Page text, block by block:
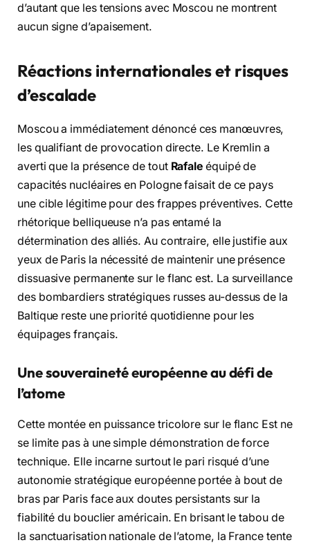
d’autant que les tensions avec Moscou ne montrent
aucun signe d’apaisement.
Réactions internationales et risques
d’escalade
Moscou a immédiatement dénoncé ces manœuvres,
les qualifiant de provocation directe. Le Kremlin a
averti que la présence de tout Rafale équipé de
capacités nucléaires en Pologne faisait de ce pays
une cible légitime pour des frappes préventives. Cette
rhétorique belliqueuse n’a pas entamé la
détermination des alliés. Au contraire, elle justifie aux
yeux de Paris la nécessité de maintenir une présence
dissuasive permanente sur le flanc est. La surveillance
des bombardiers stratégiques russes au-dessus de la
Baltique reste une priorité quotidienne pour les
équipages français.
Une souveraineté européenne au défi de
l’atome
Cette montée en puissance tricolore sur le flanc Est ne
se limite pas à une simple démonstration de force
technique. Elle incarne surtout le pari risqué d’une
autonomie stratégique européenne portée à bout de
bras par Paris face aux doutes persistants sur la
fiabilité du bouclier américain. En brisant le tabou de
la sanctuarisation nationale de l’atome, la France tente